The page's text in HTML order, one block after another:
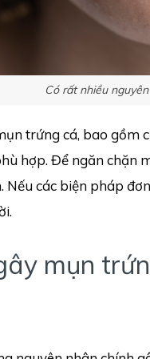
Có rất nhiều
trứng cá, bao gồm
hợp. Để ngăn chặn
Nếu các biện pháp
mụn